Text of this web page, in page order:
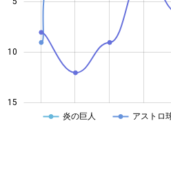
15
10
炎の巨人 アストロ